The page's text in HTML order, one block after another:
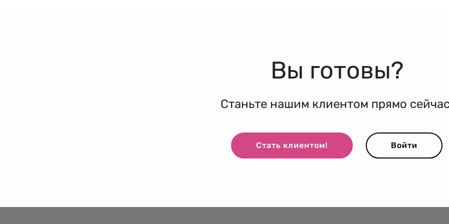
Вы готовы?
Станьте нашим клиентом прямо
Стать клиентом! Войти